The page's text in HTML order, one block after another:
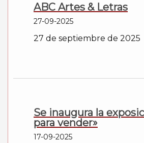
ABC Artes & Letras
27-09-2025
27 de septiembre de 2025
Se inaugura la
para vender»
17-09-2025